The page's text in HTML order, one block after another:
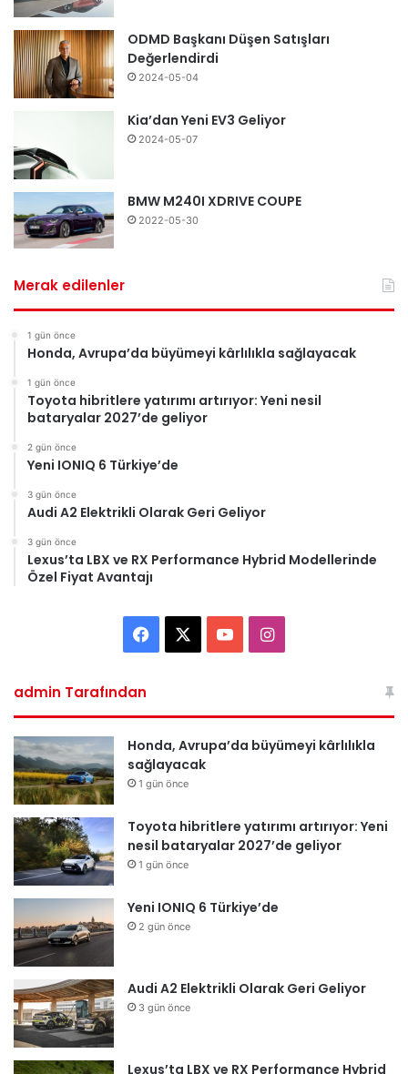
ODMD Başkanı Düşen Satışları
Değerlendirdi
2024-05-04
Kia’dan Yeni EV3 Geliyor
2024-05-07
BMW M240I XDRIVE COUPE
2022-05-30
Merak edilenler
1 gün önce
Honda, Avrupa’da büyümeyi kârlılıkla sağlayacak
1 gün önce
Toyota hibritlere yatırımı artırıyor: Yeni nesil
bataryalar 2027’de geliyor
2 gün önce
Yeni IONIQ 6 Türkiye’de
3 gün önce
Audi A2 Elektrikli Olarak Geri Geliyor
3 gün önce
Lexus’ta LBX ve RX Performance Hybrid Modellerinde
Özel Fiyat Avantajı
Facebook YouTubeInstagram
admin Tarafından
Honda, Avrupa’da büyümeyi kârlılıkla
sağlayacak
1 gün önce
Toyota hibritlere yatırımı artırıyor: Yeni
nesil bataryalar 2027’de geliyor
1 gün önce
Yeni IONIQ 6 Türkiye’de
2 gün önce
Audi A2 Elektrikli Olarak Geri Geliyor
3 gün önce
Lexus’ta LBX ve RX Performance Hybrid